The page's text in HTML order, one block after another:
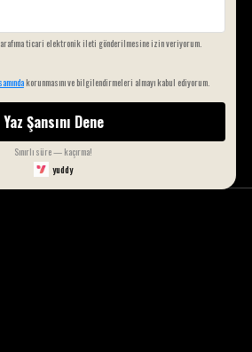
Kod : HOSGELDİN10
Kayıt Ol
tarafıma ticari elektronik ileti gönderilmesine izin veriyorum.
korunmasını ve bilgilendirmeleri almayı kabul ediyorum.
Yaz Şansını Dene
Sınırlı süre — kaçırma!
yuddy